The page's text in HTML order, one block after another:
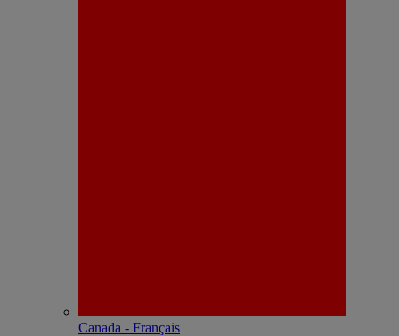
Canada - Français